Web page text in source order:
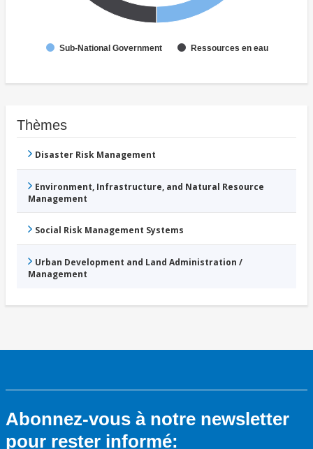
Sub-National Government Ressources en eau
Thèmes
Disaster Risk Management
Environment, Infrastructure, and Natural Resource
Management
Social Risk Management Systems
Urban Development and Land Administration /
Management
Abonnez-vous à notre newsletter
pour rester informé: